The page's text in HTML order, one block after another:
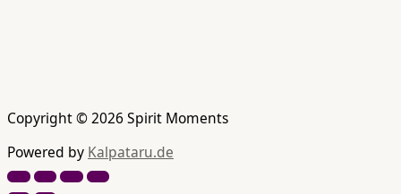
Copyright © 2026 Spirit Moments
Powered by Kalpataru.de